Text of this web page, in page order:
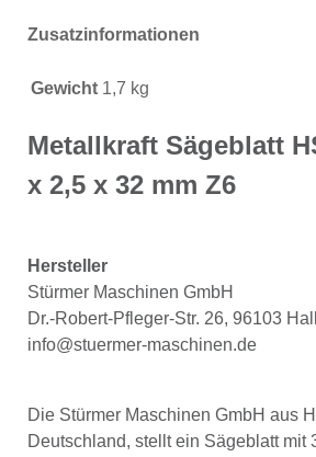
Zusatzinformationen
Gewicht 1,7 kg
Metallkraft Sägeblatt
x 2,5 x 32 mm Z6
Hersteller
Stürmer Maschinen GmbH
Dr.-Robert-Pfleger-Str. 26, 96103
info@stuermer-maschinen.de
Die Stürmer Maschinen GmbH aus
Deutschland, stellt ein Sägeblatt mit